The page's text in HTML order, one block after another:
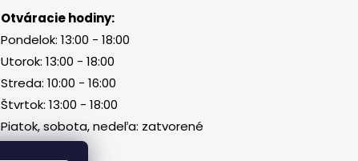
Otváracie hodiny:
Pondelok: 13:00 - 18:00
Utorok: 13:00 - 18:00
Streda: 10:00 - 16:00
Štvrtok: 13:00 - 18:00
Piatok, sobota, nedeľa: zatvorené